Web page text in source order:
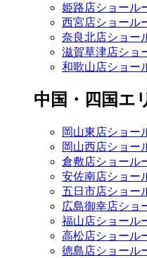
姫路店ショール
西宮店ショール
奈良北店ショー
滋賀草津店ショ
和歌山店ショー
中国・四国エ
岡山東店ショー
岡山西店ショー
倉敷店ショール
安佐南店ショー
五日市店ショー
広島御幸店ショ
福山店ショール
高松店ショール
徳島店ショール